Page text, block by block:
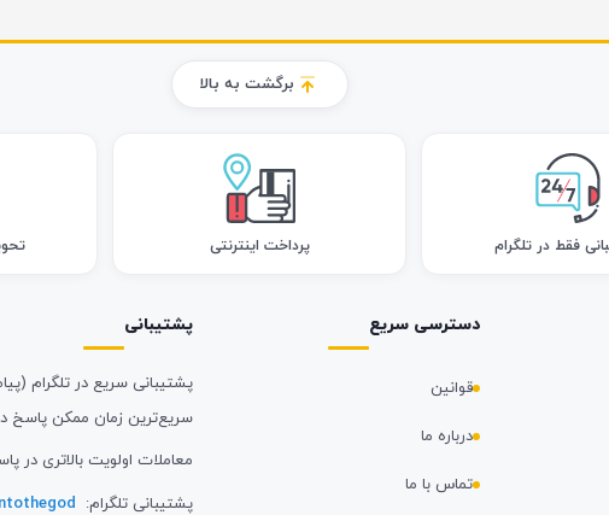
برگشت به بالا
فقط در تلگرام پرداخت اینترنتی
دسترسی سریع
قوانین
درباره ما
تماس با ما
پشتیبانی
پشتیبانی سریع در تلگرام
سریع‌ترین زمان ممکن پاسخ
معاملات اولویت بالاتری در
پشتیبانی تلگرام: